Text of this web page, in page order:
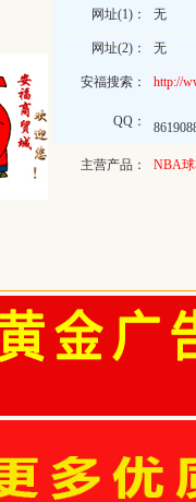
网址(1)： 无
网址(2)： 无
安福搜索： http://
QQ：
主营产品： NBA